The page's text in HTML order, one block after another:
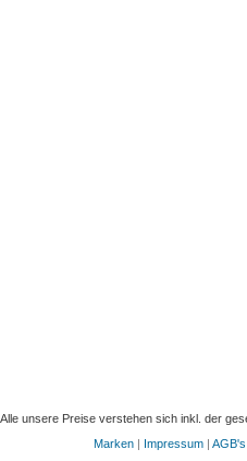
Alle unsere Preise verstehen sich inkl. der
Marken| Impressum| AGB's